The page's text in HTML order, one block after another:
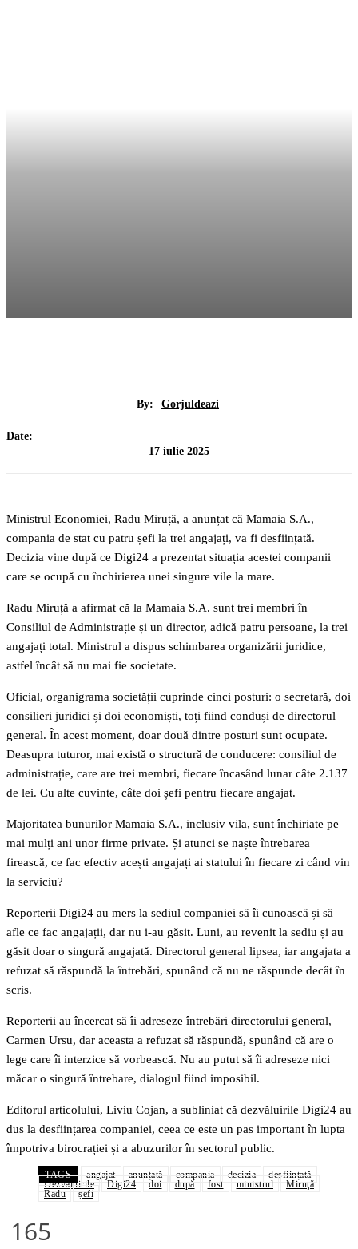
By: Gorjuldeazi
Date:
17 iulie 2025
Ministrul Economiei, Radu Miruță, a anunțat că Mamaia S.A.,
compania de stat cu patru șefi la trei angajați, va fi desființată.
Decizia vine după ce Digi24 a prezentat situația acestei companii
care se ocupă cu închirierea unei singure vile la mare.
Radu Miruță a afirmat că la Mamaia S.A. sunt trei membri în
Consiliul de Administrație și un director, adică patru persoane, la trei
angajați total. Ministrul a dispus schimbarea organizării juridice,
astfel încât să nu mai fie societate.
Oficial, organigrama societății cuprinde cinci posturi: o secretară, doi
consilieri juridici și doi economiști, toți fiind conduși de directorul
general. În acest moment, doar două dintre posturi sunt ocupate.
Deasupra tuturor, mai există o structură de conducere: consiliul de
administrație, care are trei membri, fiecare încasând lunar câte 2.137
de lei. Cu alte cuvinte, câte doi șefi pentru fiecare angajat.
Majoritatea bunurilor Mamaia S.A., inclusiv vila, sunt închiriate pe
mai mulți ani unor firme private. Și atunci se naște întrebarea
firească, ce fac efectiv acești angajați ai statului în fiecare zi când vin
la serviciu?
Reporterii Digi24 au mers la sediul companiei să îi cunoască și să
afle ce fac angajații, dar nu i-au găsit. Luni, au revenit la sediu și au
găsit doar o singură angajată. Directorul general lipsea, iar angajata a
refuzat să răspundă la întrebări, spunând că nu ne răspunde decât în
scris.
Reporterii au încercat să îi adreseze întrebări directorului general,
Carmen Ursu, dar aceasta a refuzat să răspundă, spunând că are o
lege care îi interzice să vorbească. Nu au putut să îi adreseze nici
măcar o singură întrebare, dialogul fiind imposibil.
Editorul articolului, Liviu Cojan, a subliniat că dezvăluirile Digi24 au
dus la desființarea companiei, ceea ce este un pas important în lupta
împotriva birocrației și a abuzurilor în sectorul public.
TAGS angajat anunțată compania decizia
desființată
Dezvăluirile
Digi24 doi după fost ministrul
Miruţă
Radu
șefi
165